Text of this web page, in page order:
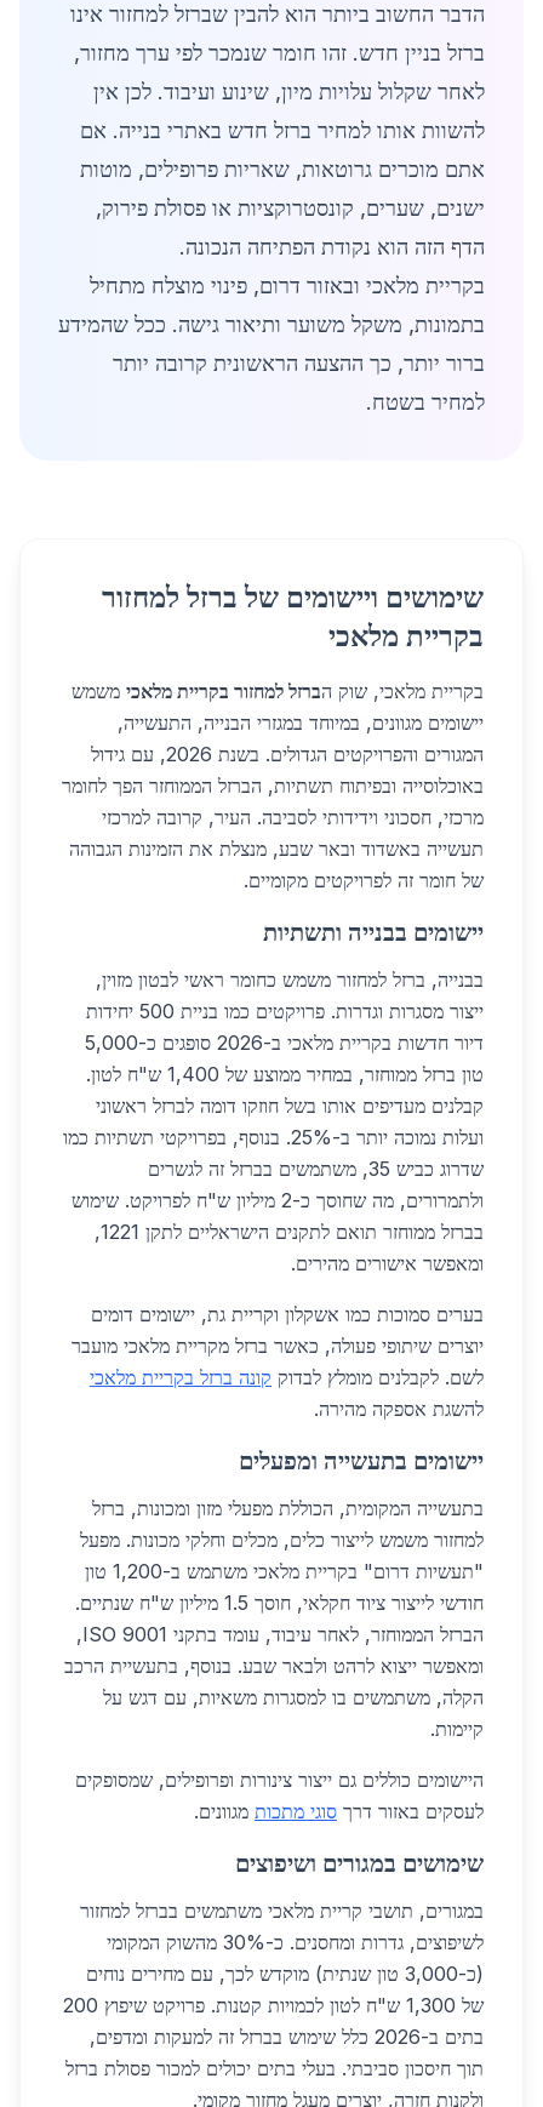
הדבר החשוב ביותר הוא להבין שברזל למחזור אינו
ברזל בניין חדש. זהו חומר שנמכר לפי ערך מחזור,
לאחר שקלול עלויות מיון, שינוע ועיבוד. לכן אין
להשוות אותו למחיר ברזל חדש באתרי בנייה. אם
אתם מוכרים גרוטאות, שאריות פרופילים, מוטות
ישנים, שערים, קונסטרוקציות או פסולת פירוק,
הדף הזה הוא נקודת הפתיחה הנכונה.
בקריית מלאכי ובאזור דרום, פינוי מוצלח מתחיל
בתמונות, משקל משוער ותיאור גישה. ככל שהמידע
ברור יותר, כך ההצעה הראשונית קרובה יותר
למחיר בשטח.
שימושים ויישומים של ברזל למחזור
בקריית מלאכי
בקריית מלאכי, שוק הברזל למחזור בקריית מלאכי משמש
יישומים מגוונים, במיוחד במגזרי הבנייה, התעשייה,
המגורים והפרויקטים הגדולים. בשנת 2026, עם גידול
באוכלוסייה ובפיתוח תשתיות, הברזל הממוחזר הפך לחומר
מרכזי, חסכוני וידידותי לסביבה. העיר, קרובה למרכזי
תעשייה באשדוד ובאר שבע, מנצלת את הזמינות הגבוהה
של חומר זה לפרויקטים מקומיים.
יישומים בבנייה ותשתיות
בבנייה, ברזל למחזור משמש כחומר ראשי לבטון מזוין,
ייצור מסגרות וגדרות. פרויקטים כמו בניית 500 יחידות
דיור חדשות בקריית מלאכי ב-2026 סופגים כ-5,000
טון ברזל ממוחזר, במחיר ממוצע של 1,400 ש"ח לטון.
קבלנים מעדיפים אותו בשל חוזקו דומה לברזל ראשוני
ועלות נמוכה יותר ב-25%. בנוסף, בפרויקטי תשתיות כמו
שדרוג כביש 35, משתמשים בברזל זה לגשרים
ולתמרורים, מה שחוסך כ-2 מיליון ש"ח לפרויקט. שימוש
בברזל ממוחזר תואם לתקנים הישראליים לתקן 1221,
ומאפשר אישורים מהירים.
בערים סמוכות כמו אשקלון וקריית גת, יישומים דומים
יוצרים שיתופי פעולה, כאשר ברזל מקריית מלאכי מועבר
לשם. לקבלנים מומלץ לבדוק קונה ברזל בקריית מלאכי
להשגת אספקה מהירה.
יישומים בתעשייה ומפעלים
בתעשייה המקומית, הכוללת מפעלי מזון ומכונות, ברזל
למחזור משמש לייצור כלים, מכלים וחלקי מכונות. מפעל
"תעשיות דרום" בקריית מלאכי משתמש ב-1,200 טון
חודשי לייצור ציוד חקלאי, חוסך 1.5 מיליון ש"ח שנתיים.
הברזל הממוחזר, לאחר עיבוד, עומד בתקני ISO 9001,
ומאפשר ייצוא לרהט ולבאר שבע. בנוסף, בתעשיית הרכב
הקלה, משתמשים בו למסגרות משאיות, עם דגש על
קיימות.
היישומים כוללים גם ייצור צינורות ופרופילים, שמסופקים
לעסקים באזור דרך סוגי מתכות מגוונים.
שימושים במגורים ושיפוצים
במגורים, תושבי קריית מלאכי משתמשים בברזל למחזור
לשיפוצים, גדרות ומחסנים. כ-30% מהשוק המקומי
(כ-3,000 טון שנתית) מוקדש לכך, עם מחירים נוחים
של 1,300 ש"ח לטון לכמויות קטנות. פרויקט שיפוץ 200
בתים ב-2026 כלל שימוש בברזל זה למעקות ומדפים,
תוך חיסכון סביבתי. בעלי בתים יכולים למכור פסולת ברזל
ולקנות חזרה, יוצרים מעגל מחזור מקומי.